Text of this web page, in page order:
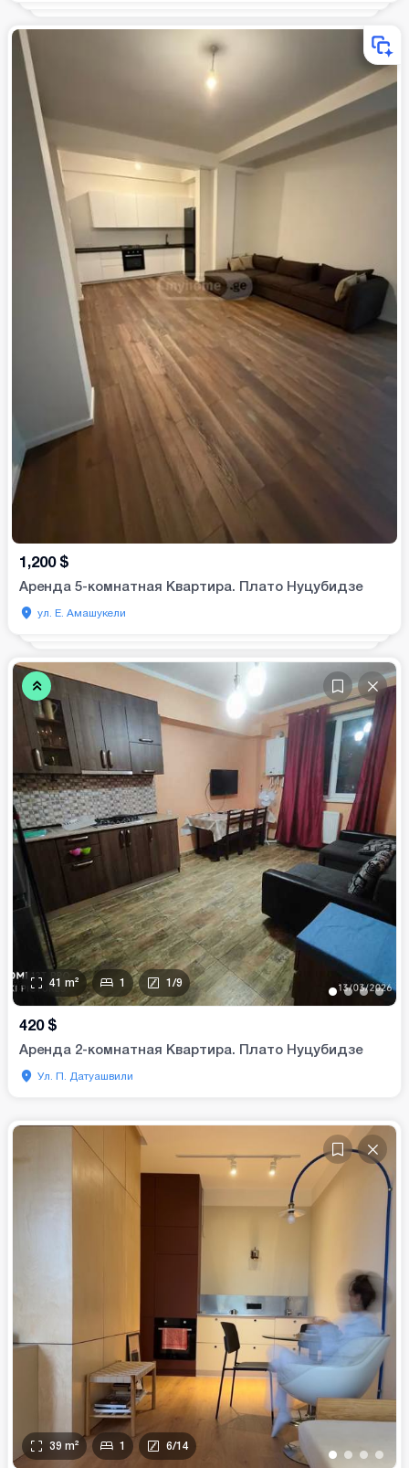
1,200 $
Аренда 5-комнатная Квартира. Плато Нуцубидзе
ул. Е. Амашукели
• •••
41 m² 1 1 /9
420 $
Аренда 2-комнатная Квартира. Плато Нуцубидзе
Ул. П. Датуашвили
• • • •
39 m² 1 6/14